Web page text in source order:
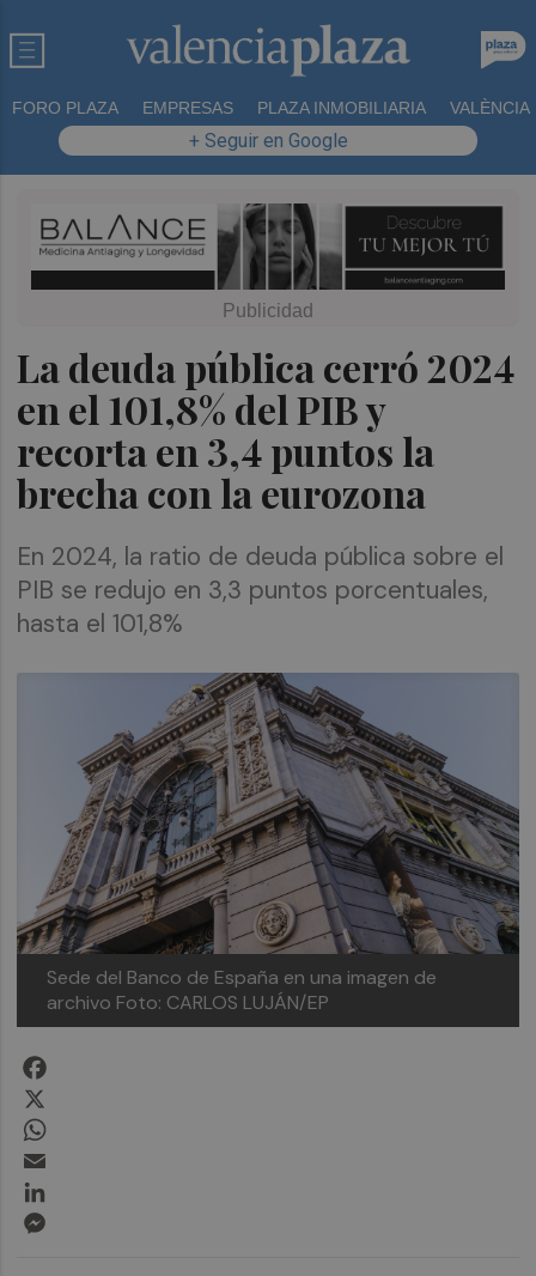
FORO PLAZA EMPRESAS PLAZA INMOBILIARIA VALÈNCIA
+ Seguir en Google
La deuda pública cerró 2024
en el 101,8% del PIB y
recorta en 3,4 puntos la
brecha con la eurozona
En 2024, la ratio de deuda pública sobre el
PIB se redujo en 3,3 puntos porcentuales,
hasta el 101,8%
Sede del Banco de España en una imagen de
archivo Foto: CARLOS LUJÁN/EP